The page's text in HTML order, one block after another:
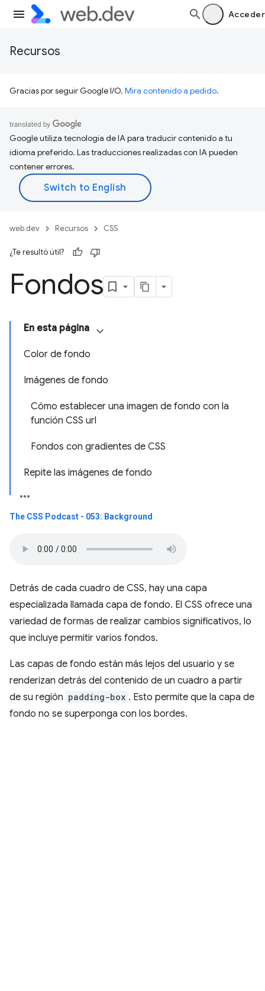
Acceder
Recursos
Gracias por seguir Google I/O. Mira contenido a pedido.
Google utiliza tecnología de IA para traducir contenido a tu
idioma preferido. Las traducciones realizadas con IA pueden
contener errores.
web.dev Recursos CSS
¿Te resultó útil?
Fondos
En esta página
Color de fondo
Imágenes de fondo
Cómo establecer una imagen de fondo con la
función CSS url
Fondos con gradientes de CSS
Repite las imágenes de fondo
The CSS Podcast - 053: Background
Detrás de cada cuadro de CSS, hay una capa
especializada llamada capa de fondo. El CSS ofrece una
variedad de formas de realizar cambios significativos, lo
que incluye permitir varios fondos.
Las capas de fondo están más lejos del usuario y se
renderizan detrás del contenido de un cuadro a partir
de su región padding-box . Esto permite que la capa de
fondo no se superponga con los bordes.